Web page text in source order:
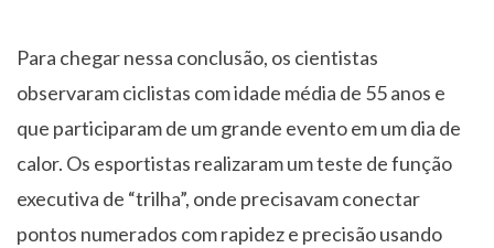
Para chegar nessa conclusão, os cientistas
observaram ciclistas com idade média de 55 anos e
que participaram de um grande evento em um dia de
calor. Os esportistas realizaram um teste de função
executiva de “trilha”, onde precisavam conectar
pontos numerados com rapidez e precisão usando